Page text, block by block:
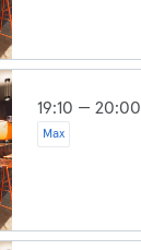
19:10 — 20:00
Max